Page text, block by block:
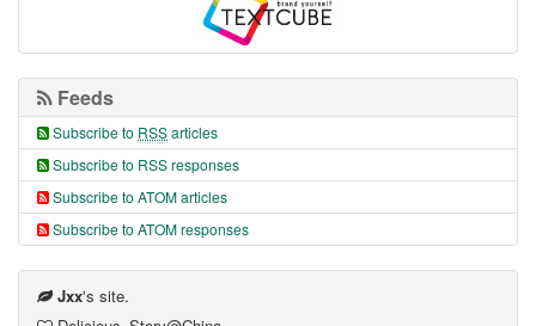
Feeds
Subscribe to RSSarticles
Subscribe to RSS responses
Subscribe to ATOM articles
Subscribe to ATOM responses
Jxx's site.